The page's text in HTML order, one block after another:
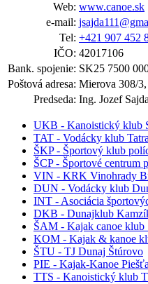
Web: www.canoe.sk
e-mail:
Tel: +421 907 452
IČO: 42017106
Bank. spojenie: SK25 7500
Poštová adresa: Mierova 308/
Predseda: Ing. Jozef
UKB - Kanoistický klub
TAT - Vodácky klub
ŠKP - Športový klub
ŠCP - Športové centrum
VIN - KRK Vinohrady
DUN - Vodácky klub
INT - Asociácia
DKB - Dunajklub
ŠAM - Kajak canoe klub
KOM - Kajak & kanoe
ŠTU - TJ Dunaj Štúrovo
PIE - Kajak-Kanoe
TTS - Kanoistický klub